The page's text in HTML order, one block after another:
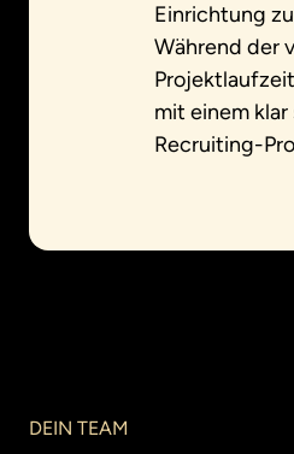
Einrichtung
Während der
mit einem
Recruiting-
DEIN TEAM